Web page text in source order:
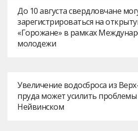
До 10 августа свердловчане
зарегистрироваться на
«Горожане» в рамках
молодежи
Увеличение водосброса из
пруда может усилить проблемы
Нейвинском